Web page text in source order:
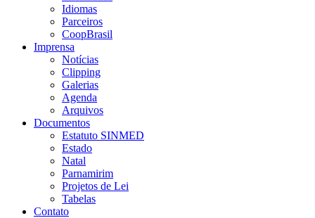
Idiomas
Parceiros
CoopBrasil
Imprensa
Notícias
Clipping
Galerias
Agenda
Arquivos
Documentos
Estatuto SINMED
Estado
Natal
Parnamirim
Projetos de Lei
Tabelas
Contato